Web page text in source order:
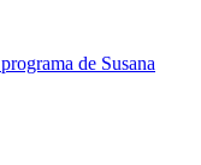
de Susana